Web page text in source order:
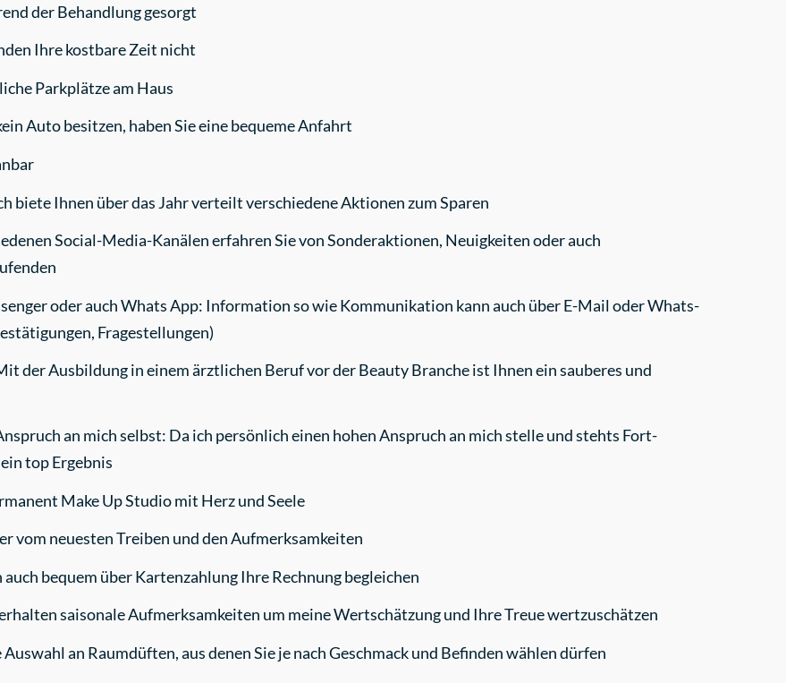
der Behandlung gesorgt
Ihre kostbare Zeit nicht
Parkplätze am Haus
Auto besitzen, haben Sie eine bequeme Anfahrt
Ihnen über das Jahr verteilt verschiedene Aktionen zum Sparen
Social-Media-Kanälen erfahren Sie von Sonderaktionen, Neuigkeiten oder auch
oder auch Whats App: Information so wie Kommunikation kann auch über E-Mail oder Whats-
Fragestellungen)
der Ausbildung in einem ärztlichen Beruf vor der Beauty Branche ist Ihnen ein sauberes und
an mich selbst: Da ich persönlich einen hohen Anspruch an mich stelle und stehts Fort-
top Ergebnis
Make Up Studio mit Herz und Seele
vom neuesten Treiben und den Aufmerksamkeiten
bequem über Kartenzahlung Ihre Rechnung begleichen
saisonale Aufmerksamkeiten um meine Wertschätzung und Ihre Treue wertzuschätzen
an Raumdüften, aus denen Sie je nach Geschmack und Befinden wählen dürfen